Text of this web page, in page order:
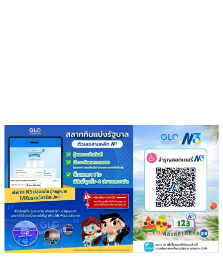
ความ
มั่นคง
ระบบ
สาธารณูปโภค
รองรับ
การ
เติบโต
เขต
พัฒนา
พิเศษ
ภาค
ตะวัน